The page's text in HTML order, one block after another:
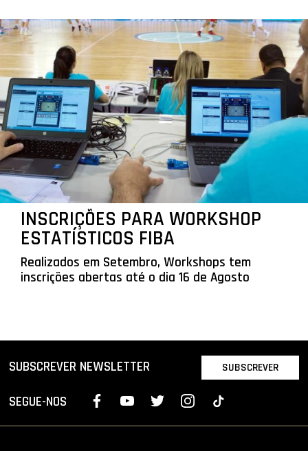
INSCRIÇÕES PARA WORKSHOP
ESTATÍSTICOS FIBA
Realizados em Setembro, Workshops tem
inscrições abertas até o dia 16 de Agosto
SUBSCREVER NEWSLETTER SUBSCREVER
SEGUE-NOS